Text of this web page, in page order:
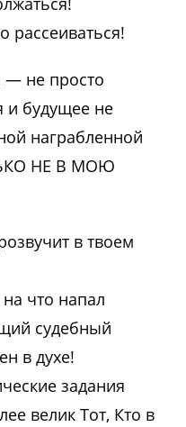
рассеиваться!
не просто
и будущее не
награбленной
НЕ В МОЮ
в твоем
что напал
судебный
в духе!
задания
велик Тот, Кто в